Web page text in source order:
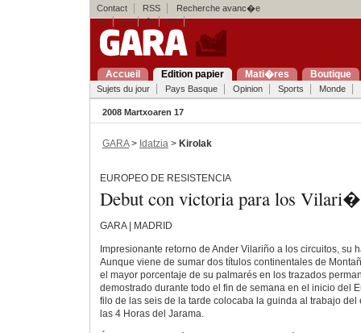
Contact RSS
Recherche avanc�e
eu
es fr en
Accueil Edition papier Mati�res Boutique
Sujets du jour Pays Basque Opinion Sports Monde
2008 Martxoaren 17
GARA> Idatzia > Kirolak
EUROPEO DE RESISTENCIA
Debut con victoria para los
GARA | MADRID
Impresionante retorno de Ander Vilariño a los circuitos, su
Aunque viene de sumar dos títulos continentales de
el mayor porcentaje de su palmarés en los trazados
demostrado durante todo el fin de semana en el inicio del
filo de las seis de la tarde colocaba la guinda al trabajo del
las 4 Horas del Jarama.